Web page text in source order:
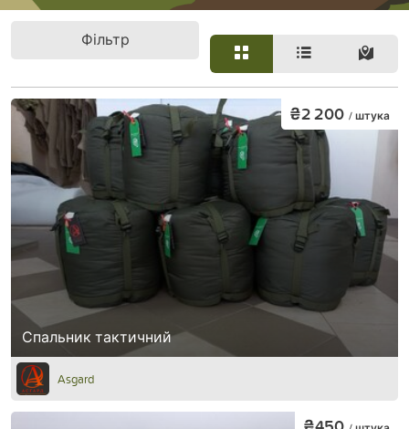
Фільтр
Спальник тактичний
₴2 200 / штука
Asgard